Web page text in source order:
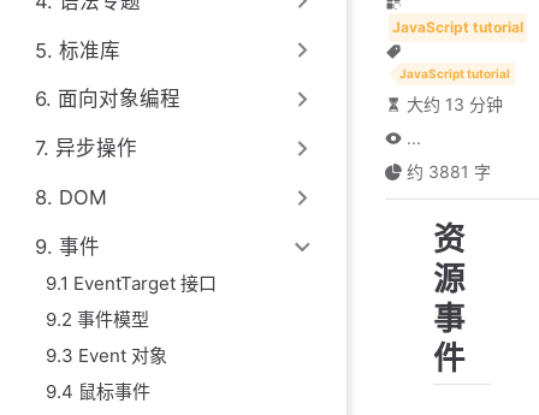
5. 标准库
6. 面向对象编程
7. 异步操作
8. DOM
9. 事件
9.1 EventTarget 接口
9.2 事件模型
9.3 Event 对象
9.4 鼠标事件
JavaScript tutorial
JavaScript tutorial
大约 13 分钟
...
约 3881 字
资
源
事
件